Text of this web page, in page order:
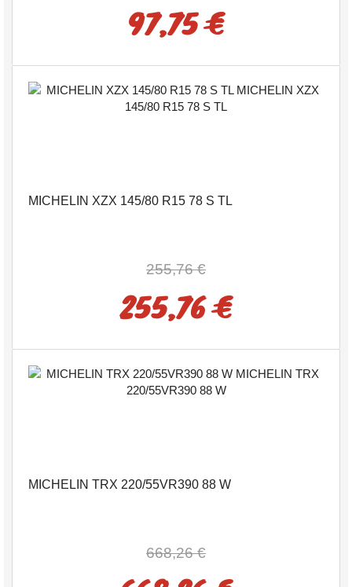
97,75 €
MICHELIN XZX 145/80 R15 78 S TL
255,76 €
255,76 €
MICHELIN TRX 220/55VR390 88 W
668,26 €